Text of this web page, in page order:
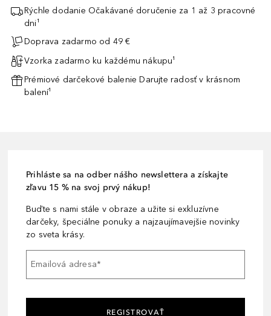
Rýchle dodanie Očakávané doručenie za 1 až 3 pracovné
dni¹
Doprava zadarmo od 49 €
Vzorka zadarmo ku každému nákupu¹
Prémiové darčekové balenie Darujte radosť v krásnom
balení¹
Prihláste sa na odber nášho newslettera a získajte
zľavu 15 % na svoj prvý nákup!
Buďte s nami stále v obraze a užite si exkluzívne
darčeky, špeciálne ponuky a najzaujímavejšie novinky
zo sveta krásy.
Emailová adresa*
REGISTROVAŤ